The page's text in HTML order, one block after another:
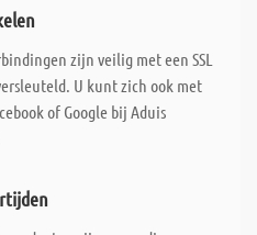
zijn veilig met een SSL
U kunt zich ook met
of Google bij Aduis